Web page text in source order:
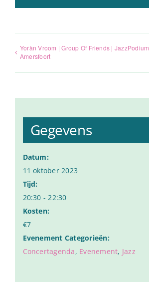
Yoràn Vroom | Group Of Friends | JazzPodium
Amersfoort
Gegevens
Datum:
11 oktober 2023
Tijd:
20:30 - 22:30
Kosten:
€7
Evenement Categorieën:
Concertagenda, Evenement, Jazz